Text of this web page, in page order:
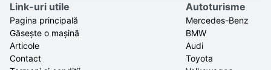
Link-uri utile
Pagina principală
Găsește o mașină
Articole
Contact
Autoturisme
Mercedes-Benz
BMW
Audi
Toyota